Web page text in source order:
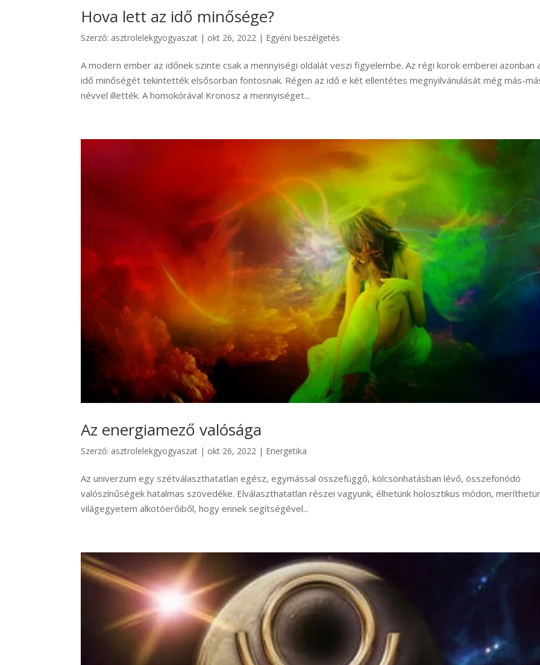
Hova lett az idő minősége?
Szerző: asztrolelekgyogyaszat | okt 26, 2022 | Egyéni beszélgetés
A modern ember az időnek szinte csak a mennyiségi oldalát veszi figyelembe. Az régi korok emberei azonban
idő minőségét tekintették elsősorban fontosnak. Régen az idő e két ellentétes megnyilvánulását még más-
névvel illették. A homokórával Kronosz a mennyiséget...
Az energiamező valósága
Szerző: asztrolelekgyogyaszat | okt 26, 2022 | Energetika
Az univerzum egy szétválaszthatatlan egész, egymással összefüggő, kölcsönhatásban lévő, összefonódó
valószínűségek hatalmas szövedéke. Elválaszthatatlan részei vagyunk, élhetünk holosztikus módon,
világegyetem alkotóerőiből, hogy ennek segítségével...